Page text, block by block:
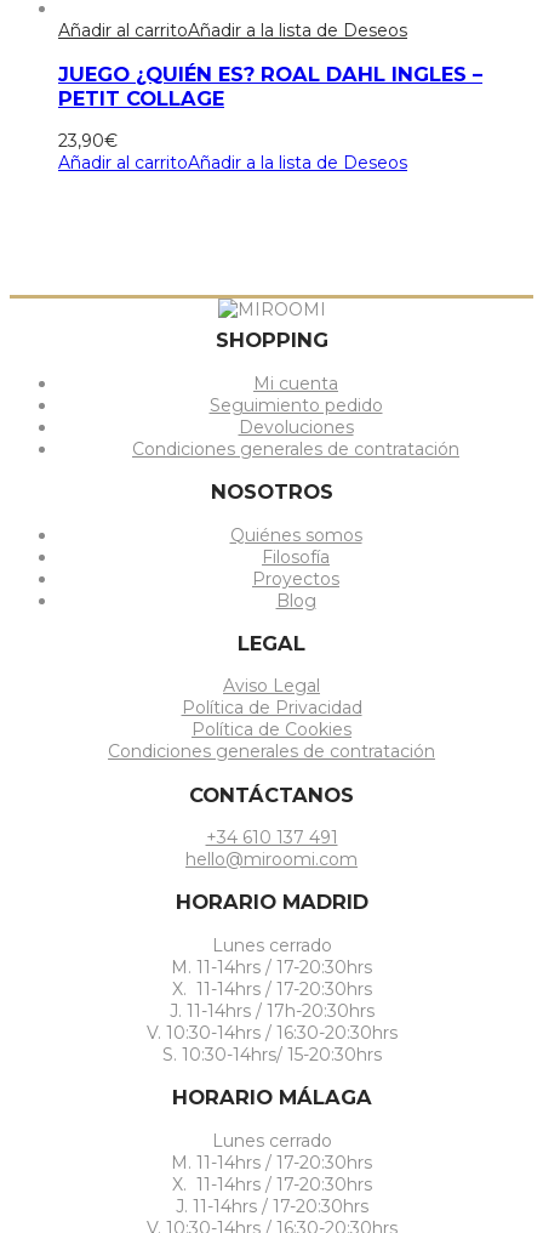
Añadir al carritoAñadir a la lista de Deseos
JUEGO ¿QUIÉN ES? ROAL DAHL INGLES –
PETIT COLLAGE
23,90€
Añadir al carritoAñadir a la lista de Deseos
SHOPPING
Mi cuenta
Seguimiento pedido
Devoluciones
Condiciones generales de contratación
NOSOTROS
Quiénes somos
Filosofía
Proyectos
Blog
LEGAL
Aviso Legal
Política de Privacidad
Política de Cookies
Condiciones generales de contratación
CONTÁCTANOS
+34 610 137 491
hello@miroomi.com
HORARIO MADRID
Lunes cerrado
M. 11-14hrs / 17-20:30hrs
X. 11-14hrs / 17-20:30hrs
J. 11-14hrs / 17h-20:30hrs
V. 10:30-14hrs / 16:30-20:30hrs
S. 10:30-14hrs/ 15-20:30hrs
HORARIO MÁLAGA
Lunes cerrado
M. 11-14hrs / 17-20:30hrs
X. 11-14hrs / 17-20:30hrs
J. 11-14hrs / 17-20:30hrs
V. 10:30-14hrs / 16:30-20:30hrs